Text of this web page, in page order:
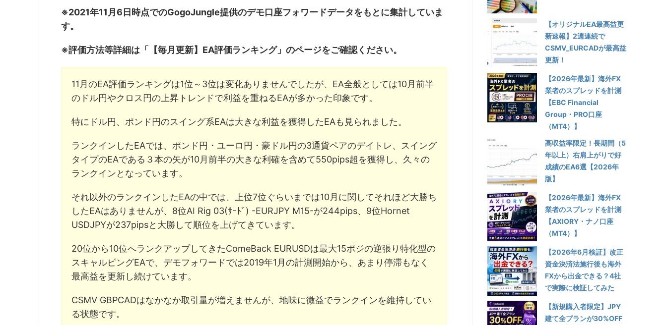
※2021年11月6日時点でのGogoJungle提供のデモ口座フォワードデータをもとに集計していま
す。
※評価方法等詳細は「【毎月更新】EA評価ランキング」のページをご確認ください。
11月のEA評価ランキングは1位～3位は変化ありませんでしたが、EA全般としては10月前半
のドル円やクロス円の上昇トレンドで利益を重ねるEAが多かった印象です。
特にドル円、ポンド円のスイング系EAは大きな利益を獲得したEAも見られました。
ランクインしたEAでは、ポンド円・ユーロ円・豪ドル円の3通貨ペアのデイトレ、スイング
タイプのEAである３本の矢が10月前半の大きな利確を含めて550pips超を獲得し、久々の
ランクインとなっています。
それ以外のランクインしたEAの中では、上位7位ぐらいまでは10月に関してそれほど大勝ち
したEAはありませんが、8位AI Rig 03(ｻｰﾄﾞ) -EURJPY M15-が244pips、9位Hornet
USDJPYが237pipsと大勝して順位を上げてきています。
20位から10位へランクアップしてきたComeBack EURUSDは最大15ポジの逆張り特化型の
スキャルピングEAで、デモフォワードでは2019年1月の計測開始から、あまり停滞もなく
最高益を更新し続けています。
CSMV GBPCADはなかなか取引量が増えませんが、地味に微益でランクインを維持してい
る状態です。
【オリジナルEA最高益更
新速報】2週連続で
CSMV_EURCADが最高益
更新！
【2026年最新】海外FX
業者のスプレッドを計測
【EBC Financial
Group・PRO口座
（MT4）】
高収益率限定！長期間（5
年以上）右肩上がりで好
成績のEA6選【2026年
版】
【2026年最新】海外FX
業者のスプレッドを計測
【AXIORY・ナノ口座
（MT4）】
【2026年6月検証】改正
資金決済法施行後も海外
FXから出金できる？4社
で実際に検証してみた
【新規購入者限定】JPY
建て全プランが30%OFF